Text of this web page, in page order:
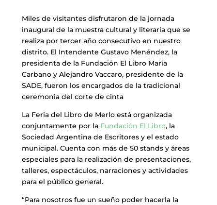
Miles de visitantes disfrutaron de la jornada
inaugural de la muestra cultural y literaria que se
realiza por tercer año consecutivo en nuestro
distrito. El Intendente Gustavo Menéndez, la
presidenta de la Fundación El Libro María
Carbano y Alejandro Vaccaro, presidente de la
SADE, fueron los encargados de la tradicional
ceremonia del corte de cinta
La Feria del Libro de Merlo está organizada
conjuntamente por la Fundación El Libro, la
Sociedad Argentina de Escritores y el estado
municipal. Cuenta con más de 50 stands y áreas
especiales para la realización de presentaciones,
talleres, espectáculos, narraciones y actividades
para el público general.
“Para nosotros fue un sueño poder hacerla la